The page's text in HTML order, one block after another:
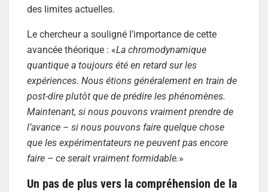
des limites actuelles.
Le chercheur a souligné l’importance de cette
avancée théorique : «La chromodynamique
quantique a toujours été en retard sur les
expériences. Nous étions généralement en train de
post-dire plutôt que de prédire les phénomènes.
Maintenant, si nous pouvons vraiment prendre de
l’avance – si nous pouvons faire quelque chose
que les expérimentateurs ne peuvent pas encore
faire – ce serait vraiment formidable.»
Un pas de plus vers la compréhension de la